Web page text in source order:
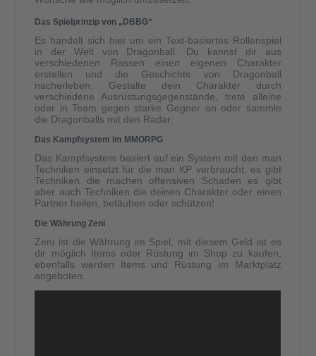
Das Spielprinzip von „DBBG“
Es handelt sich hier um ein Text-basiertes Rollenspiel
in der Welt von Dragonball. Du kannst dir aus
verschiedenen Rassen einen eigenen Charakter
erstellen und die Geschichte von Dragonball
nacherleben. Gestalte dein Charakter durch
verschiedene Ausrüstungsgegenstände, trete alleine
oder in Team gegen starke Gegner an oder sammle
die Dragonballs mit den Radar.
Das Kampfsystem im MMORPG
Das Kampfsystem basiert auf ein System mit den man
Techniken einsetzt für die man KP verbraucht, es gibt
Techniken die machen offensiven Schaden es gibt
aber auch Techniken die deinen Charakter oder einen
Partner heilen, betäuben oder schützen!
Die Währung Zeni
Zeni ist die Währung im Spiel, mit diesem Geld ist es
dir möglich Items oder Rüstung im Shop zu kaufen,
ebenfalls werden Items und Rüstung im Marktplatz
angeboten.